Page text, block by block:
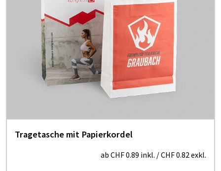
Tragetasche mit Papierkordel
ab CHF 0.89 inkl. /CHF 0.82exkl.